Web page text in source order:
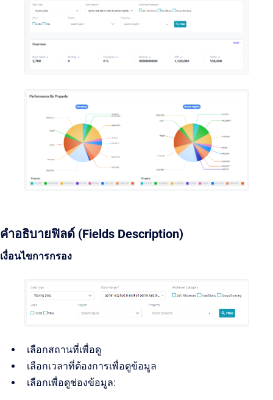
คำอธิบายฟิลด์ (Fields Description)
เงื่อนไขการกรอง
เลือกสถานที่เพื่อดู
เลือกเวลาที่ต้องการเพื่อดูข้อมูล
เลือกเพื่อดูช่องข้อมูล: